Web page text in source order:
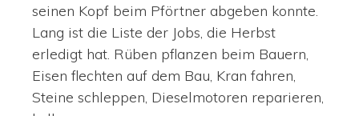
seinen Kopf beim Pförtner abgeben konnte.
Lang ist die Liste der Jobs, die Herbst
erledigt hat. Rüben pflanzen beim Bauern,
Eisen flechten auf dem Bau, Kran fahren,
Steine schleppen, Dieselmotoren reparieren,